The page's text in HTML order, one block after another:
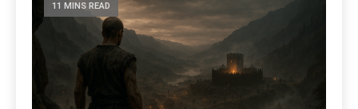
11 MINS READ